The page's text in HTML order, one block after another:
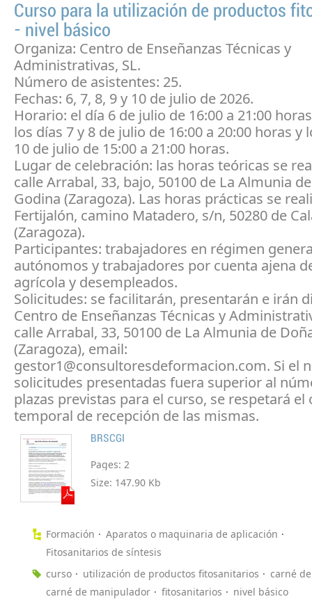
Curso para la utilización de productos
- nivel básico
Organiza: Centro de Enseñanzas Técnicas y
Administrativas, SL.
Número de asistentes: 25.
Fechas: 6, 7, 8, 9 y 10 de julio de 2026.
Horario: el día 6 de julio de 16:00 a 21:00
los días 7 y 8 de julio de 16:00 a 20:00 horas y
10 de julio de 15:00 a 21:00 horas.
Lugar de celebración: las horas teóricas se
calle Arrabal, 33, bajo, 50100 de La Almunia
Godina (Zaragoza). Las horas prácticas se
Fertijalón, camino Matadero, s/n, 50280 de
(Zaragoza).
Participantes: trabajadores en régimen
autónomos y trabajadores por cuenta ajena
agrícola y desempleados.
Solicitudes: se facilitarán, presentarán e irán
Centro de Enseñanzas Técnicas y
calle Arrabal, 33, 50100 de La Almunia de
(Zaragoza), email:
gestor1@consultoresdeformacion.com. Si el
solicitudes presentadas fuera superior al
plazas previstas para el curso, se respetará el
temporal de recepción de las mismas.
BRSCGI
Pages: 2
Size: 147.90 Kb
Formación
Aparatos o maquinaria de aplicación
Fitosanitarios de síntesis
curso
utilización de productos fitosanitarios
carné
carné de manipulador
fitosanitarios nivel básico